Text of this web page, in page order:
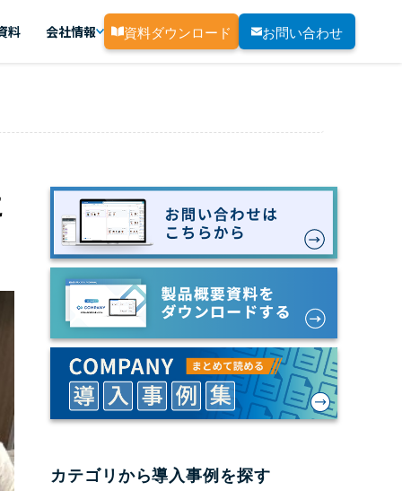
料 会社情報 資料ダウンロード お問い合わせ
カテゴリから導入事例を探す